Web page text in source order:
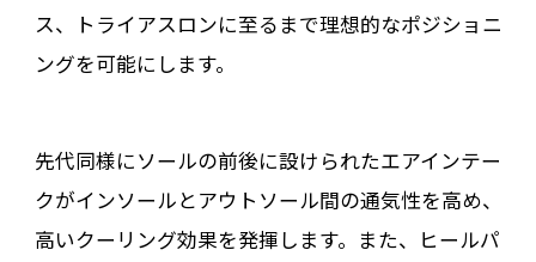
ス、トライアスロンに至るまで理想的なポジショニ
ングを可能にします。
先代同様にソールの前後に設けられたエアインテー
クがインソールとアウトソール間の通気性を高め、
高いクーリング効果を発揮します。また、ヒールパ